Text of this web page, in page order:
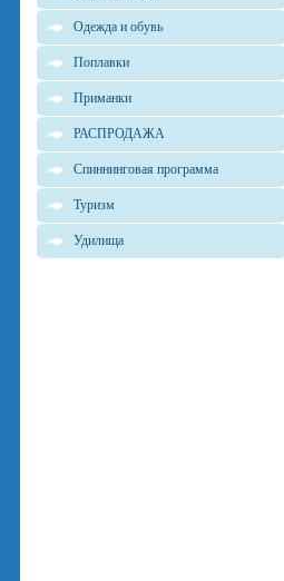
Одежда и обувь
Поплавки
Приманки
РАСПРОДАЖА
Спиннинговая программа
Туризм
Удилища